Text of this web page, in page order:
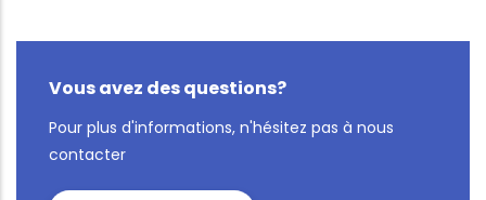
Vous avez des questions?
Pour plus d'informations, n'hésitez pas à nous
contacter